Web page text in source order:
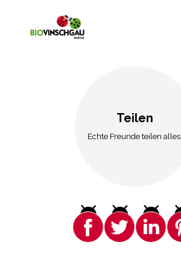
Teilen
Echte Freunde teilen alles.